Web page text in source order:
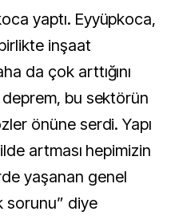
yaptı. Eyyüpkoca,
inşaat
da çok arttığını
deprem, bu sektörün
önüne serdi. Yapı
artması hepimizin
yaşanan genel
sorunu” diye